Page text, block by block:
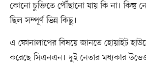
কোনো চুক্তিতে পৌঁছানো যায় কি না। কিন্তু
ছিল সম্পূর্ণ ভিন্ন কিছু।
এ ফোনালাপের বিষয়ে জানতে হোয়াইট
করেছে সিএনএন। দুই নেতার মধ্যকার